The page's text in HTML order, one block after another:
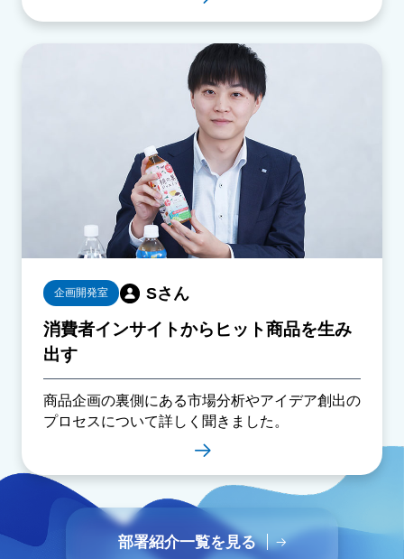
企画開発室 Sさん
消費者インサイトからヒット商品を生み
出す
商品企画の裏側にある市場分析やアイデア創出の
プロセスについて詳しく聞きました。
部署紹介一覧を見る